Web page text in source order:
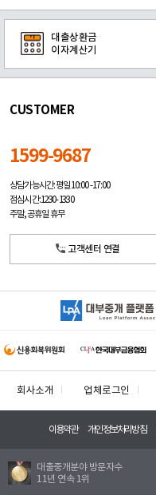
대출상환금
이자계산기
CUSTOMER
1599-9687
상담가능시간: 평일10:00 -17:00
점심시간: 12:30 - 13:30
주말, 공휴일 휴무
고객센터 연결
회사소개 업체로그인
이용약관 개인정보처리방침
대출중개분야 방문자수
11년 연속 1위